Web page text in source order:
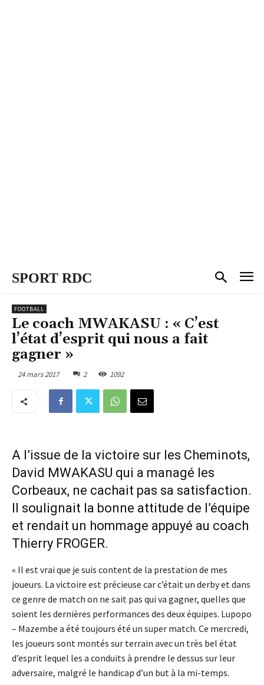
SPORT RDC
FOOTBALL
Le coach MWAKASU : « C’est
l’état d’esprit qui nous a fait
gagner »
24 mars 2017 2 1092
A l’issue de la victoire sur les Cheminots,
David MWAKASU qui a managé les
Corbeaux, ne cachait pas sa satisfaction.
Il soulignait la bonne attitude de l’équipe
et rendait un hommage appuyé au coach
Thierry FROGER.
« Il est vrai que je suis content de la prestation de mes
joueurs. La victoire est précieuse car c’était un derby et dans
ce genre de match on ne sait pas qui va gagner, quelles que
soient les dernières performances des deux équipes. Lupopo
– Mazembe a été toujours été un super match. Ce mercredi,
les joueurs sont montés sur terrain avec un très bel état
d’esprit lequel les a conduits à prendre le dessus sur leur
adversaire, malgré le handicap d’un but à la mi-temps.